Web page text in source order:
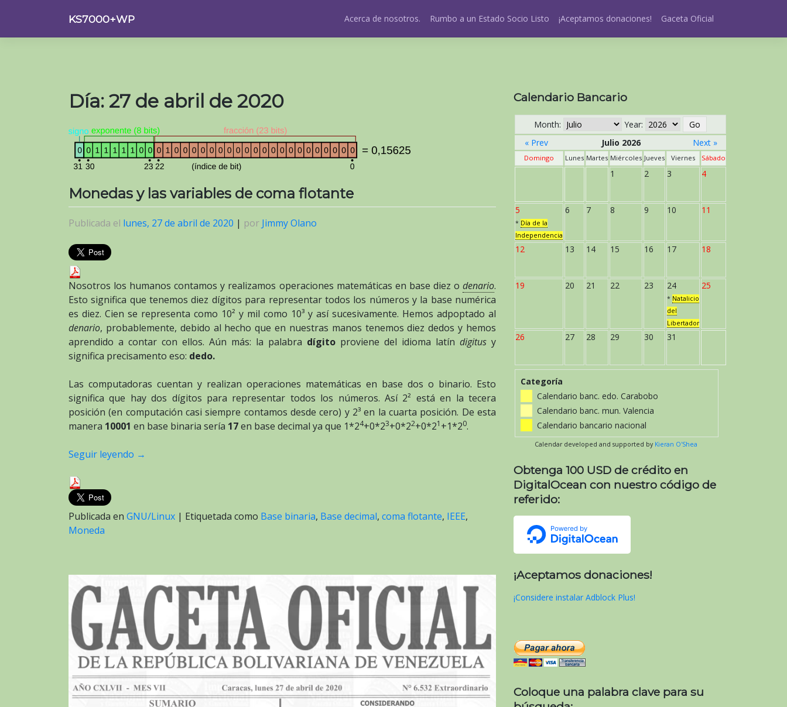
contenido
KS7000+WP Acerca de nosotros. Rumbo a un Estado Socio Listo ¡Aceptamos donaciones! Gaceta Oficial
Día: 27 de abril de 2020
Monedas y las variables de coma flotante
Publicada el lunes, 27 de abril de 2020 | por Jimmy Olano
Nosotros los humanos contamos y realizamos operaciones matemáticas en base diez o denario.
Esto significa que tenemos diez dígitos para representar todos los números y la base numérica
es diez. Cien se representa como 10² y mil como 10³ y así sucesivamente. Hemos adpoptado al
denario, probablemente, debido al hecho que en nuestras manos tenemos diez dedos y hemos
aprendido a contar con ellos. Aún más: la palabra dígito proviene del idioma latín digitus y
significa precisamento eso: dedo.
Las computadoras cuentan y realizan operaciones matemáticas en base dos o binario. Esto
significa que hay dos dígitos para representar todos los números. Así 2² está en la tecera
posición (en computación casi siempre contamos desde cero) y 2³ en la cuarta posición. De esta
manera 10001 en base binaria sería 17en base decimal ya que 1*24+0*23+0*22+0*21 +1*20.
Seguir leyendo →
Publicada en GNU/Linux | Etiquetada como Base binaria, Base decimal, coma flotante, IEEE,
Moneda
Calendario Bancario
Month:
Year:
« Prev
Julio 2026 Next »
Domingo Lunes Martes Miércoles Jueves Viernes Sábado
1 2 3 4
5
* Día de la
Independencia
6 7 8 9 10 11
12 13 14 15 16 17 18
19 20 21 22 23 24
* Natalicio
del
Libertador
25
26 27 28 29 30 31
Categoría
Calendario banc. edo. Carabobo
Calendario banc. mun. Valencia
Calendario bancario nacional
Calendar developed and supported by Kieran O'Shea
Obtenga 100 USD de crédito en
DigitalOcean con nuestro código de
referido:
¡Aceptamos donaciones!
¡Considere instalar Adblock Plus!
Coloque una palabra clave para su